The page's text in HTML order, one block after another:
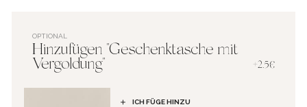
OPTIONAL
Hinzufügen "Geschenktasche mit
Vergoldung"
+2.5€
ICH FÜGE HINZU